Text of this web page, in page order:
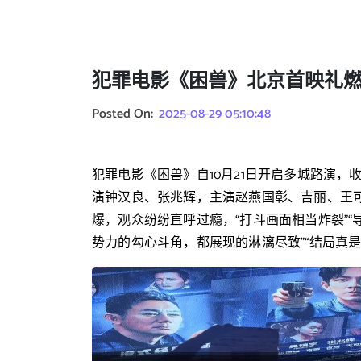
犯罪电影《困兽》北京首映礼
Posted On: 2025-08-29 05:10:48
犯罪电影《困兽》自10月21日开启多城路演
演钟汉良、张兆辉，主演赵燕国彰、吉丽、
爆，观众纷纷直呼过瘾，“打斗画面相当炸裂
势力的勾心斗角，都展现的淋漓尽致”“结局真